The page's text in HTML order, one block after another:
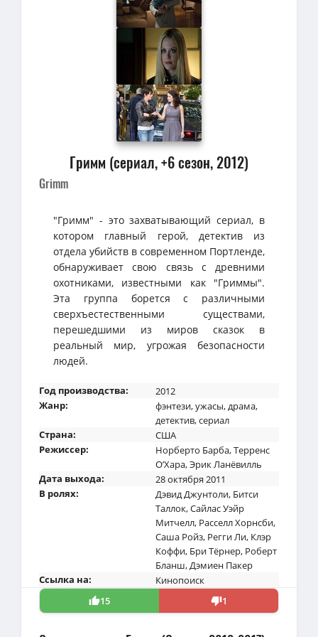
Гримм (сериал, +6 сезон, 2012)
Grimm
"Гримм" - это захватывающий сериал, в
котором главный герой, детектив из
отдела убийств в современном Портленде,
обнаруживает свою связь с древними
охотниками, известными как "Гриммы".
Эта группа борется с различными
сверхъестественными существами,
перешедшими из миров сказок в
реальный мир, угрожая безопасности
людей.
Год производства:
2012
Жанр:
фэнтези,ужасы,драма,
детектив,сериал
Страна:
США
Режиссер:
Норберто Барба,Терренс
О’Хара,Эрик Ланёвилль
Дата выхода:
28 октября 2011
В ролях:
Дэвид Джунтоли, Битси
Таллок,Сайлас Уэйр
Митчелл, Расселл Хорнсби,
Саша Ройз, Регги Ли, Клэр
Коффи, Бри Тёрнер, Роберт
Бланш,Дэмиен Пакер
Ссылка на:
Кинопоиск
15
1